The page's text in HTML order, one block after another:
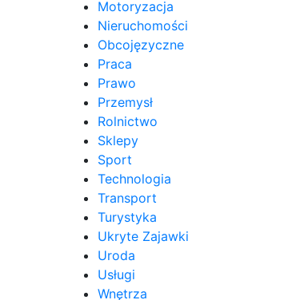
Motoryzacja
Nieruchomości
Obcojęzyczne
Praca
Prawo
Przemysł
Rolnictwo
Sklepy
Sport
Technologia
Transport
Turystyka
Ukryte Zajawki
Uroda
Usługi
Wnętrza